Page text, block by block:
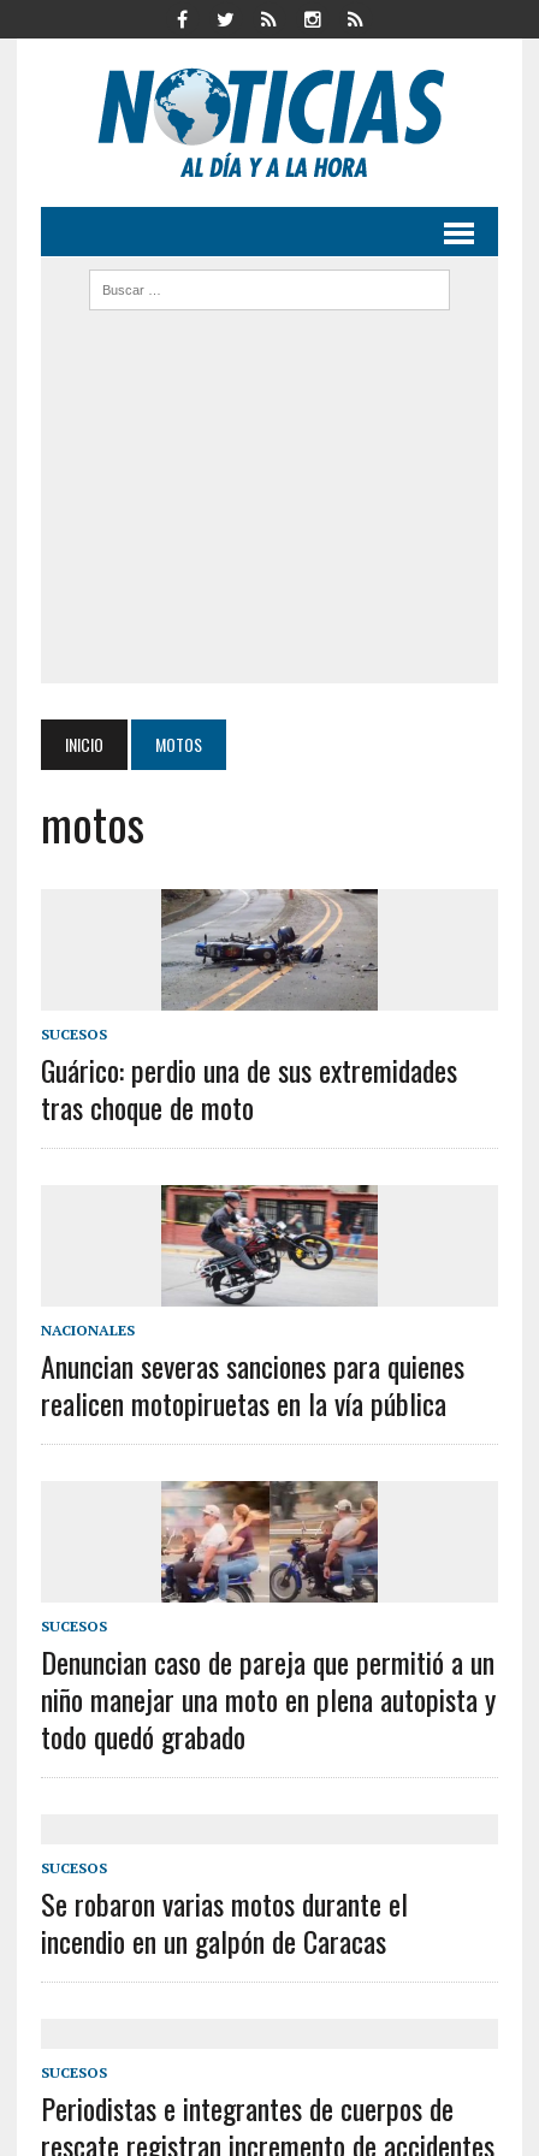
INICIO MOTOS
motos
SUCESOS
Guárico: perdio una de sus extremidades
tras choque de moto
NACIONALES
Anuncian severas sanciones para quienes
realicen motopiruetas en la vía pública
SUCESOS
Denuncian caso de pareja que permitió a un
niño manejar una moto en plena autopista y
todo quedó grabado
SUCESOS
Se robaron varias motos durante el
incendio en un galpón de Caracas
SUCESOS
Periodistas e integrantes de cuerpos de
rescate registran incremento de accidentes